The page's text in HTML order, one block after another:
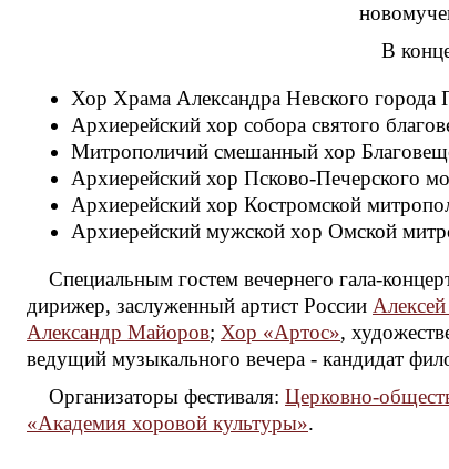
В
Хор Храма Александра Невского города
Архиерейский хор собора святого
Митрополичий смешанный хор
Архиерейский хор Псково-Печерского
Архиерейский хор Костромской
Архиерейский мужской хор Омской
Специальным гостем вечернего гала-
дирижер, заслуженный артист России
Александр Майоров; Хор «Артос»,
ведущий музыкального вечера - кандидат
Организаторы фестиваля: Церковно-
«Академия хоровой культуры».